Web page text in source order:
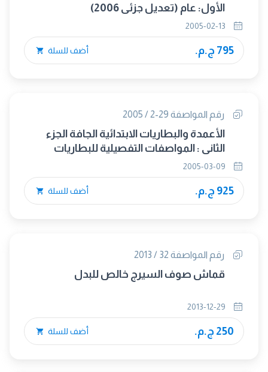
الأول: عام (تعديل جزئى 2006)
795 ج.م. أضف للسلة
رقم المواصفة 29-2 / 2005
الأعمدة والبطاريات الابتدائية الجافة الجزء
الثانى : المواصفات التفصيلية للبطاريات
925 ج.م. أضف للسلة
رقم المواصفة 32 / 2013
قماش صوف السيرج خالص للبدل
250 ج.م. أضف للسلة